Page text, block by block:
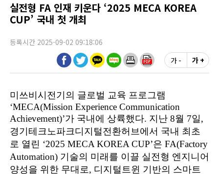
실전형 FA 인재 키운다 ‘2025 MECA KOREA
CUP’ 국내 첫 개최
등록시간 2025-09-02 09:18:06
가 -
가 +